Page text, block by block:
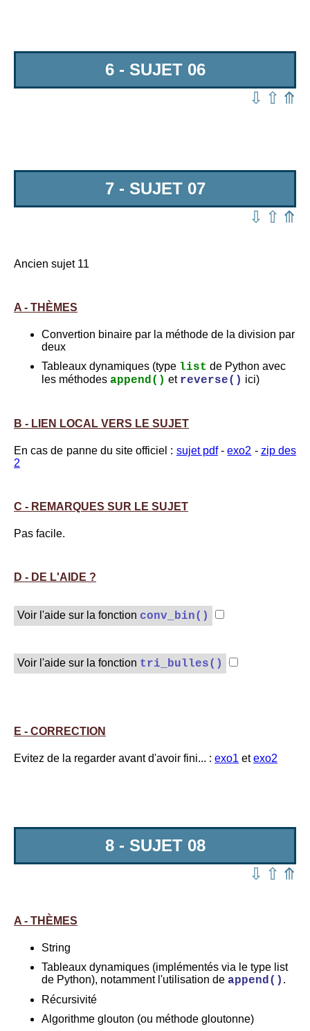
6 - SUJET 06
⇩ ⇧ ⤊
7 - SUJET 07
⇩ ⇧ ⤊
Ancien sujet 11
A - THÈMES
Convertion binaire par la méthode de la division par
deux
Tableaux dynamiques (type list de Python avec
les méthodes append() et reverse() ici)
B - LIEN LOCAL VERS LE SUJET
En cas de panne du site officiel : sujet pdf-exo2 - zip des
2
C - REMARQUES SUR LE SUJET
Pas facile.
D - DE L'AIDE ?
Voir l'aide sur la fonction conv_bin()
Voir l'aide sur la fonction tri_bulles()
E - CORRECTION
Evitez de la regarder avant d'avoir fini... : exo1 etexo2
8 - SUJET 08
⇩ ⇧ ⤊
A - THÈMES
String
Tableaux dynamiques (implémentés via le type list
de Python), notamment l'utilisation de append() .
Récursivité
Algorithme glouton (ou méthode gloutonne)